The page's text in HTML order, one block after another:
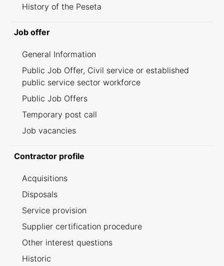
History of the Peseta
Job offer
General Information
Public Job Offer, Civil service or established
public service sector workforce
Public Job Offers
Temporary post call
Job vacancies
Contractor profile
Acquisitions
Disposals
Service provision
Supplier certification procedure
Other interest questions
Historic